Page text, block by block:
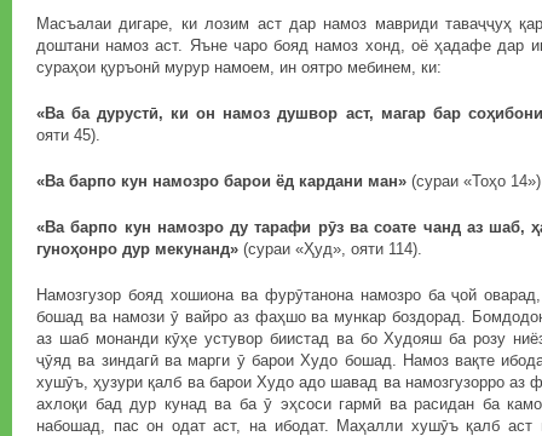
Масъалаи дигаре, ки лозим аст дар намоз мавриди таваҷҷуҳ
доштани намоз аст. Яъне чаро бояд намоз хонд, оё ҳадафе дар
сураҳои қуръонӣ мурур намоем, ин оятро мебинем, ки:
«Ва ба дурустӣ, ки он намоз душвор аст, магар бар
ояти 45).
«Ва барпо кун намозро барои ёд кардани ман» (сураи «Тоҳо
«Ва барпо кун намозро ду тарафи рӯз ва соате чанд аз шаб,
гуноҳонро дур мекунанд» (сураи «Ҳуд», ояти 114).
Намозгузор бояд хошиона ва фурӯтанона намозро ба ҷой
бошад ва намози ӯ вайро аз фаҳшо ва мункар боздорад.
аз шаб монанди кӯҳе устувор биистад ва бо Худояш ба розу
ҷӯяд ва зиндагӣ ва марги ӯ барои Худо бошад. Намоз вақте
хушӯъ, ҳузури қалб ва барои Худо адо шавад ва намозгузорро аз
ахлоқи бад дур кунад ва ба ӯ эҳсоси гармӣ ва расидан ба
набошад, пас он одат аст, на ибодат. Маҳалли хушӯъ қалб аст